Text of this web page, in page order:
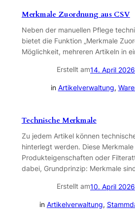
Merkmale Zuordnung aus CSV
Neben der manuellen Pflege
bietet die Funktion „Merkmale
Möglichkeit, mehreren Artikeln in
Erstellt am14. April 2026
in Artikelverwaltung,
Technische Merkmale
Zu jedem Artikel können
hinterlegt werden. Diese
Produkteigenschaften oder
dabei, Grundprinzip: Merkmale
Erstellt am10. April 2026
in Artikelverwaltung,